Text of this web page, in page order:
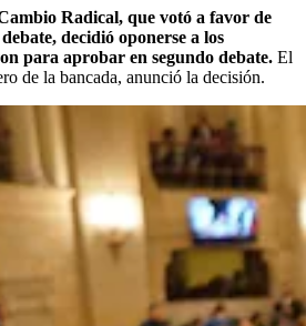
Radical, que votó a favor de
decidió oponerse a los
para aprobar en segundo debate. El
de la bancada, anunció la decisión.